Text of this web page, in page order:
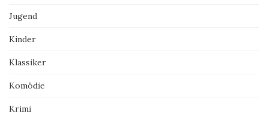
Jugend
Kinder
Klassiker
Komödie
Krimi